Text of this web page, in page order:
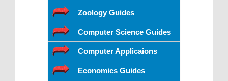
Zoology Guides
Computer Science Guides
Computer Applicaions
Economics Guides